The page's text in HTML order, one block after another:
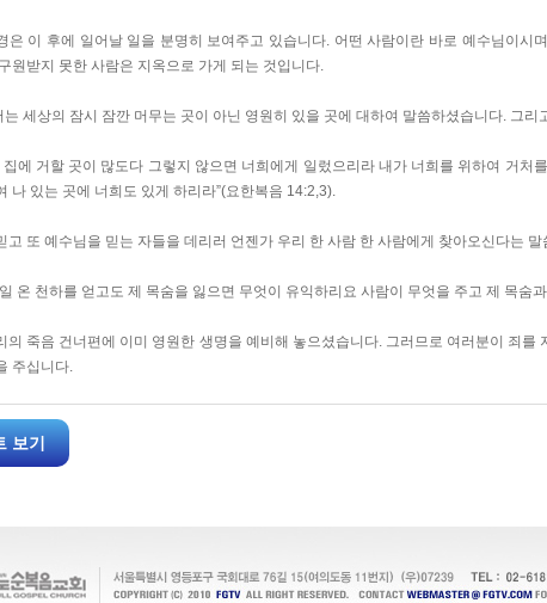
은 이 후에 일어날 일을 분명히 보여주고 있습니다. 어떤 사람이란 바로 예수님이
원받지 못한 사람은 지옥으로 가게 되는 것입니다.
는 세상의 잠시 잠깐 머무는 곳이 아닌 영원히 있을 곳에 대하여 말씀하셨습니다. 그
집에 거할 곳이 많도다 그렇지 않으면 너희에게 일렀으리라 내가 너희를 위하여 거
나 있는 곳에 너희도 있게 하리라”(요한복음 14:2,3).
고 또 예수님을 믿는 자들을 데리러 언젠가 우리 한 사람 한 사람에게 찾아오신다는 말
온 천하를 얻고도 제 목숨을 잃으면 무엇이 유익하리요 사람이 무엇을 주고 제 목숨
의 죽음 건너편에 이미 영원한 생명을 예비해 놓으셨습니다. 그러므로 여러분이 죄
주십니다.
보기